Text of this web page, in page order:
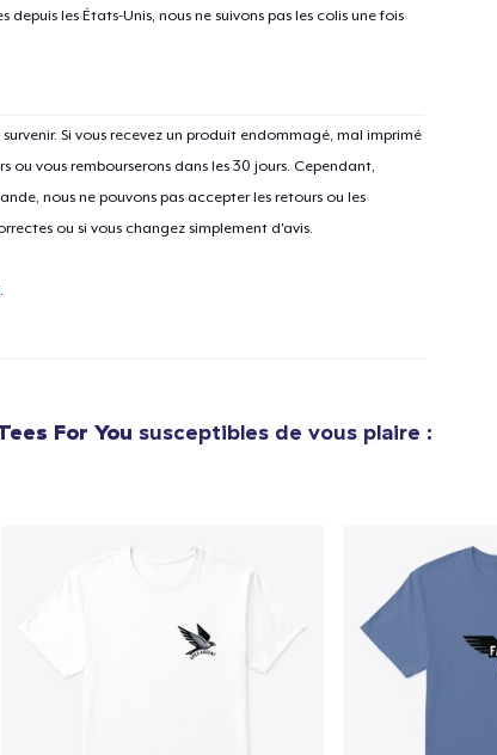
les États-Unis, nous ne suivons pas les colis une fois
Si vous recevez un produit endommagé, mal imprimé
ou vous rembourserons dans les 30 jours. Cependant,
nous ne pouvons pas accepter les retours ou les
ou si vous changez simplement d'avis.
.
For You susceptibles de vous plaire :
Procéder à la